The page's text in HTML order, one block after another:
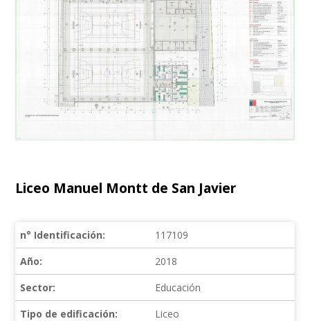
Liceo Manuel Montt de San Javier
n° Identificación:
117109
Año:
2018
Sector:
Educación
Tipo de edificación:
Liceo